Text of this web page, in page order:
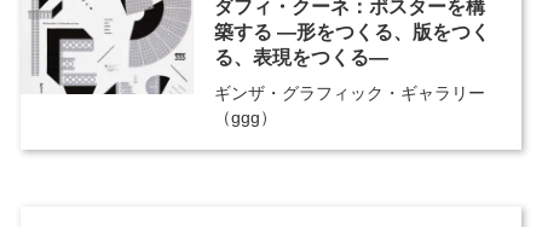
ダフィ・クーネ：ポスターを構
築する ―形をつくる、版をつく
る、表現をつくる―
ギンザ・グラフィック・ギャラリー
（ggg）